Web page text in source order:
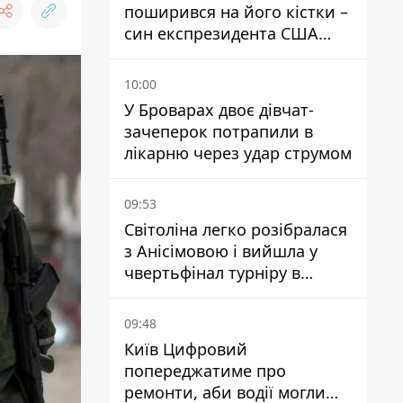
поширився на його кістки –
син експрезидента США
розповів, що хвороба
батька прогресує
10:00
У Броварах двоє дівчат-
зачеперок потрапили в
лікарню через удар струмом
09:53
Світоліна легко розібралася
з Анісімовою і вийшла у
чвертьфінал турніру в
Торонто
09:48
Київ Цифровий
попереджатиме про
ремонти, аби водії могли